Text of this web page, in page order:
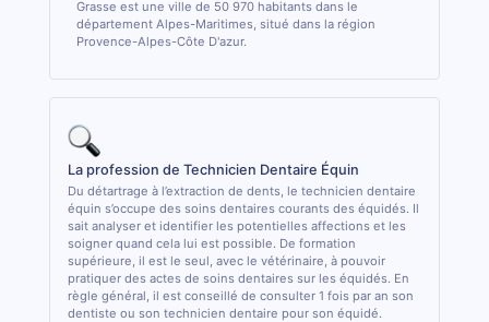
Grasse est une ville de 50 970 habitants dans le
département Alpes-Maritimes, situé dans la région
Provence-Alpes-Côte D'azur.
La profession de Technicien Dentaire Équin
Du détartrage à l’extraction de dents, le technicien dentaire
équin s’occupe des soins dentaires courants des équidés. Il
sait analyser et identifier les potentielles affections et les
soigner quand cela lui est possible. De formation
supérieure, il est le seul, avec le vétérinaire, à pouvoir
pratiquer des actes de soins dentaires sur les équidés. En
règle général, il est conseillé de consulter 1 fois par an son
dentiste ou son technicien dentaire pour son équidé.